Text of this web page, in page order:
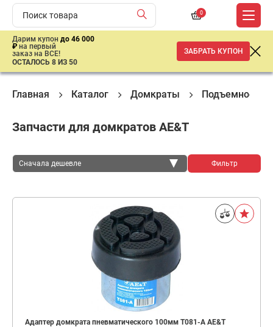
0
Дарим купон до 46 000
₽ на первый
заказ на ВСЕ!
ОСТАЛОСЬ 8 ИЗ 50
ЗАБРАТЬ КУПОН
Главная Каталог Домкраты Подъемное
Запчасти для домкратов AE&T
Сначала дешевле Фильтр
Адаптер домкрата пневматического 100мм T081-A AE&T